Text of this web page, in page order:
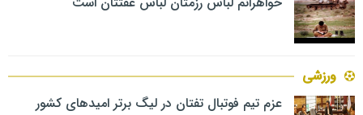
ورزشی
عزم تیم فوتبال تفتان در لیگ برتر امیدهای کشور